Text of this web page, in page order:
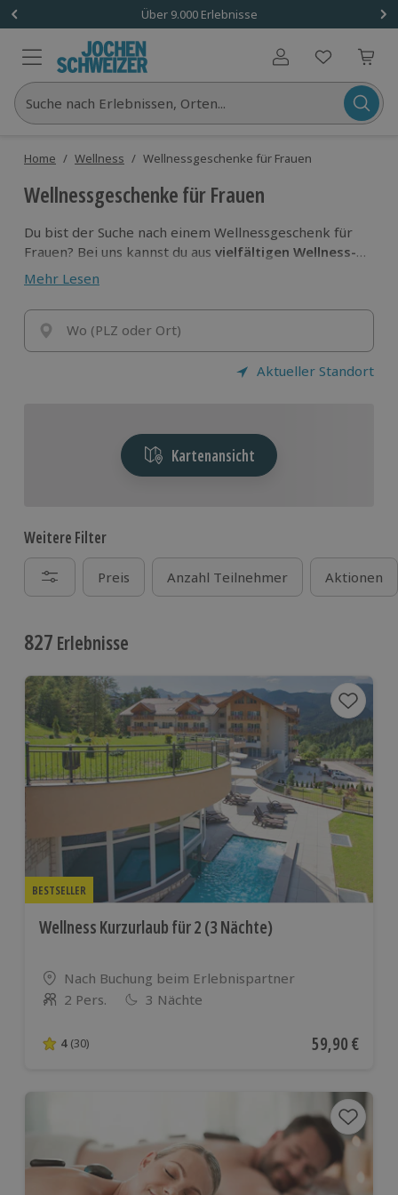
Über 9.000 Erlebnisse
Benutzerkonto
Suche nach Erlebnissen, Orten...
Home / Wellness / Wellnessgeschenke für Frauen
Wellnessgeschenke für Frauen
Du bist der Suche nach einem Wellnessgeschenk für
Frauen? Bei uns kannst du aus vielfältigen Wellness-
Angeboten
verschenken!
Mehr Lesen
Wo (PLZ oder Ort)
Aktueller Standort
Kartenansicht
Weitere Filter
Preis Anzahl Teilnehmer Aktionen
827 Erlebnisse
BESTSELLER
Wellness Kurzurlaub für 2 (3 Nächte)
Standort
Nach Buchung beim Erlebnispartner
Anzahl der Teilnehmer
2 Pers. 3 Nächte
4 von 5 Sternen basierend auf 30 Bewertungen
4 (30) Aktueller
59,90 €